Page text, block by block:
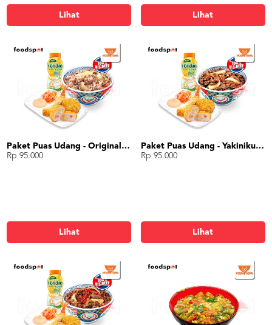
Lihat Lihat
Paket Puas Udang - Original Beef Paket Puas (L)
Rp 95.000
Lihat
Paket Puas Udang - Yakiniku Beef Paket Puas (L)
Rp 95.000
Lihat